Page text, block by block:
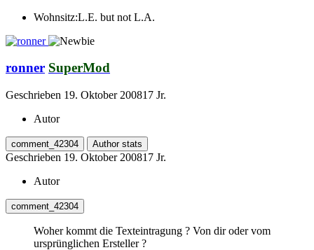
Wohnsitz:L.E. but not L.A.
ronner SuperMod
Geschrieben 19. Oktober 200817 Jr.
Autor
comment_42304 Author stats
Geschrieben 19. Oktober 200817 Jr.
Autor
comment_42304
Woher kommt die Texteintragung ? Von dir oder vom
ursprünglichen Ersteller ?